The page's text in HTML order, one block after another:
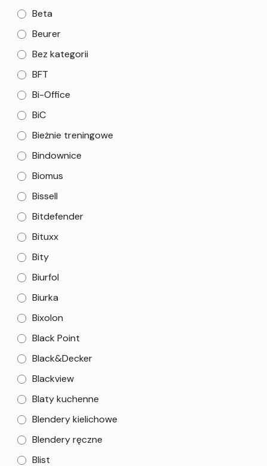
Beta
Beurer
Bez kategorii
BFT
Bi-Office
BiC
Bieżnie treningowe
Bindownice
Biomus
Bissell
Bitdefender
Bituxx
Bity
Biurfol
Biurka
Bixolon
Black Point
Black&Decker
Blackview
Blaty kuchenne
Blendery kielichowe
Blendery ręczne
Blist